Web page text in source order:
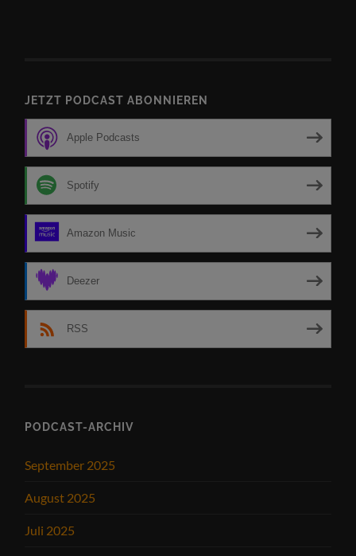
JETZT PODCAST ABONNIEREN
Apple Podcasts
Spotify
Amazon Music
Deezer
RSS
PODCAST-ARCHIV
September 2025
August 2025
Juli 2025